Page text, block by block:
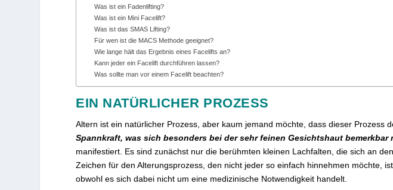
Was ist ein Fadenlifting?
Was ist ein Mini Facelift?
Was ist das SMAS Lifting?
Für wen ist die MACS Methode geeignet?
Wie lange hält das Ergebnis eines Facelifts an?
Kann jeder ein Facelift durchführen lassen?
Was sollte man vor einem Facelift beachten?
EIN NATÜRLICHER PROZESS
Altern ist ein natürlicher Prozess, aber kaum jemand möchte, dass dieser Prozess
Spannkraft, was sich besonders bei der sehr feinen Gesichtshaut bemerkbar
manifestiert. Es sind zunächst nur die berühmten kleinen Lachfalten, die sich an
Zeichen für den Alterungsprozess, den nicht jeder so einfach hinnehmen möchte,
obwohl es sich dabei nicht um eine medizinische Notwendigkeit handelt.